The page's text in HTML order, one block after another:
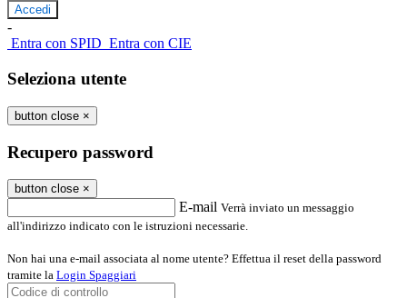
-
Entra con SPID Entra con CIE
Seleziona utente
button close ×
Recupero password
button close ×
E-mail Verrà inviato un messaggio
all'indirizzo indicato con le istruzioni necessarie.
Non hai una e-mail associata al nome utente? Effettua il reset della password
tramite la Login Spaggiari